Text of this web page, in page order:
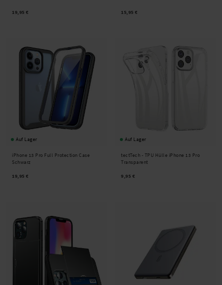
19,95 € 15,95 €
Auf Lager
iPhone 13 Pro Full Protection Case
Schwarz
19,95 €
Auf Lager
tectTech - TPU Hülle iPhone 13 Pro
Transparent
9,95 €